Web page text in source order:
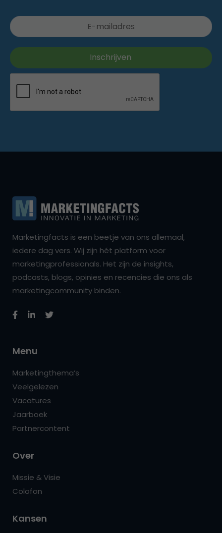
Marketingfacts is een beetje van ons allemaal,
iedere dag vers. Wij zijn hét platform voor
marketingprofessionals. Het zijn de insights,
podcasts, blogs, opinies en recencies die ons als
marketingcommunity binden.
Menu
Marketingthema’s
Veelgelezen
Vacatures
Jaarboek
Partnercontent
Over
Missie & Visie
Colofon
Kansen